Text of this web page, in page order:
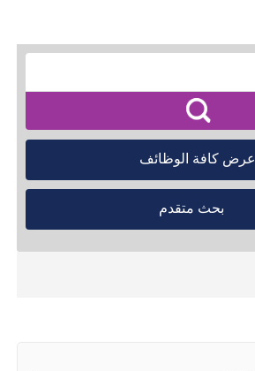
عرض كافة الوظائف
بحث متقدم